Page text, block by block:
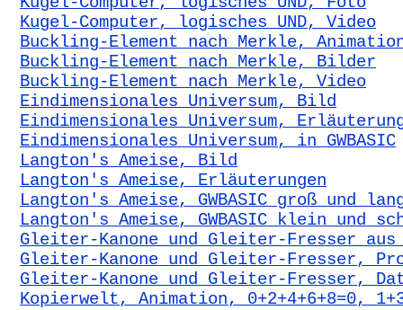
Kugel-Computer, logisches UND, Video
Buckling-Element nach Merkle,
Buckling-Element nach Merkle, Bilder
Buckling-Element nach Merkle, Video
Eindimensionales Universum, Bild
Eindimensionales Universum,
Eindimensionales Universum, in GWBASIC
Langton's Ameise, Bild
Langton's Ameise, Erläuterungen
Langton's Ameise, GWBASIC groß und
Langton's Ameise, GWBASIC klein und
Gleiter-Kanone und Gleiter-Fresser
Gleiter-Kanone und Gleiter-Fresser,
Gleiter-Kanone und Gleiter-Fresser,
Kopierwelt, Animation, 0+2+4+6+8=0,